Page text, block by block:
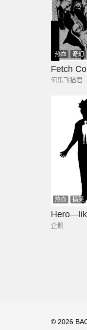
热血 奇幻
Fetch
何乐飞猫君
热血 搞笑
企鹅
© 2026